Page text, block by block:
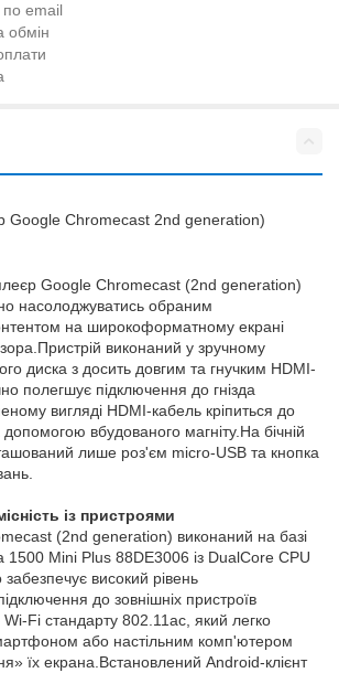
по email
обмін
Google Chromecast 2nd generation)
Google Chromecast (2nd generation)
насолоджуватись обраним
на широкоформатному екрані
виконаний у зручному
диска з досить довгим та гнучким HDMI-
полегшує підключення до гнізда
вигляді HDMI-кабель кріпиться до
вбудованого магніту.На бічній
лише роз'єм micro-USB та кнопка
із пристроями
(2nd generation) виконаний на базі
1500 Mini Plus 88DE3006 із DualCore CPU
високий рівень
до зовнішніх пристроїв
Wi-Fi стандарту 802.11ac, який легко
або настільним комп'ютером
їх екрана.Встановлений Android-клієнт